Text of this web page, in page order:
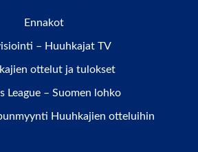
Ennakot
– Huuhkajat TV
ottelut ja tulokset
League – Suomen lohko
Huuhkajien otteluihin